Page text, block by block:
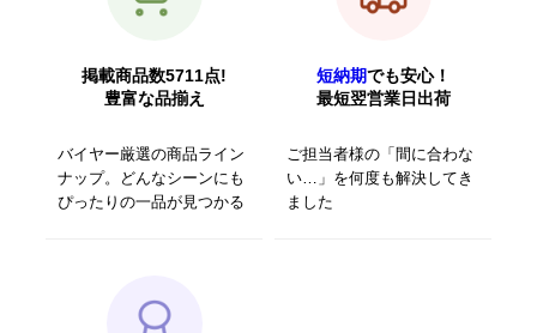
掲載商品数5711点!
豊富な品揃え
バイヤー厳選の商品ライン
ナップ。どんなシーンにも
ぴったりの一品が見つかる
短納期でも安心！
最短翌営業日出荷
ご担当者様の「間に合わな
い…」を何度も解決してき
ました